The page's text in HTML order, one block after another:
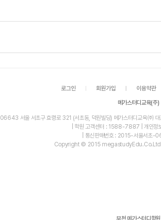
로그인 회원가입 이용약관
메가스터디교육(주)
06643 서울 서초구 효령로 321 (서초동, 덕원빌딩) 메가스터디교육
| 학원 고객센터 : 1588-7887 | 개인정
| 통신판매번호 : 2015-서울서초-
Copyright © 2015
부천 메가스터디학원